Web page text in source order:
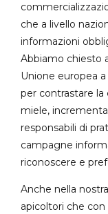
che a livello
informazioni
Abbiamo chiesto
Unione europea
per contrastare la
miele,
responsabili di
campagne
riconoscere e
Anche nella
apicoltori che con